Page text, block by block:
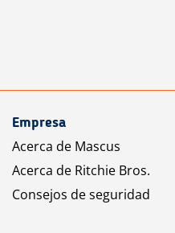
Empresa
Acerca de Mascus
Acerca de Ritchie Bros.
Consejos de seguridad